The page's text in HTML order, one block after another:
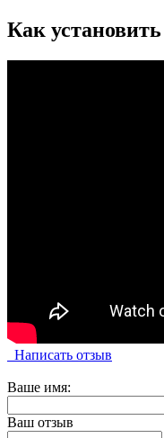
Как
Написать отзыв
Ваше имя:
Ваш отзыв